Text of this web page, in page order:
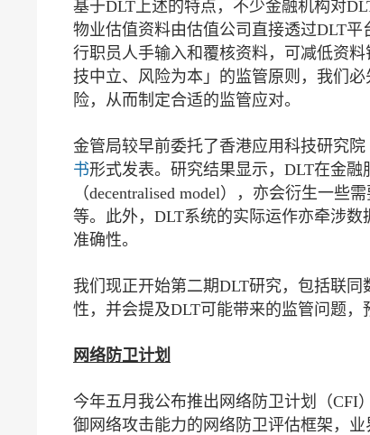
基于DLT上述的特点，不少金融机构对
物业估值资料由估值公司直接透过DLT
行职员人手输入和覆核资料，可减低资
技中立、风险为本」的监管原则，我们
险，从而制定合适的监管应对。
金管局较早前委托了香港应用科技研究
书形式发表。研究结果显示，DLT在金
（decentralised model），亦会衍生一
等。此外，DLT系统的实际运作亦牵涉
准确性。
我们现正开始第二期DLT研究，包括联
性，并会提及DLT可能带来的监管问题，
网络防卫计划
今年五月我公布推出网络防卫计划（CFI
御网络攻击能力的网络防卫评估框架，